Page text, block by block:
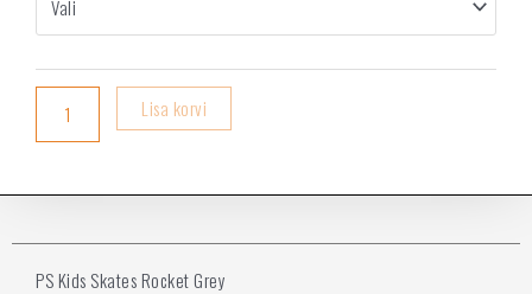
Lisa korvi
PS Kids Skates Rocket Grey